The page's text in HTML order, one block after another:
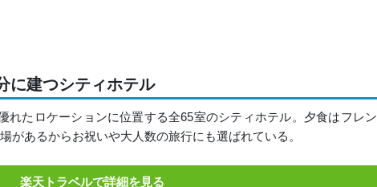
に建つシティホテル
れたロケーションに位置する全65室のシティホテル。夕食はフレン
があるからお祝いや大人数の旅行にも選ばれている。
楽天トラベルで詳細を見る